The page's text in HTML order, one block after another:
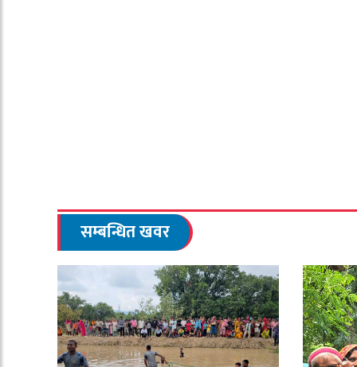
सम्बन्धित खवर